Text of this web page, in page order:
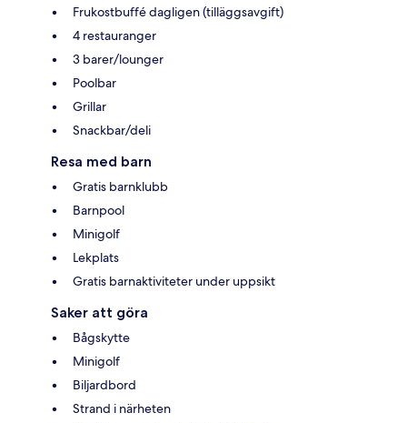
Frukostbuffé dagligen (tilläggsavgift)
4 restauranger
3 barer/lounger
Poolbar
Grillar
Snackbar/deli
Resa med barn
Gratis barnklubb
Barnpool
Minigolf
Lekplats
Gratis barnaktiviteter under uppsikt
Saker att göra
Bågskytte
Minigolf
Biljardbord
Strand i närheten